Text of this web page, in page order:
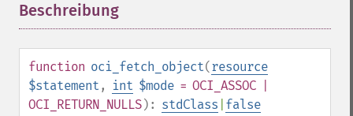
Beschreibung
function oci_fetch_object(resource
$statement , int $mode = OCI_ASSOC |
OCI_RETURN_NULLS): stdClass false